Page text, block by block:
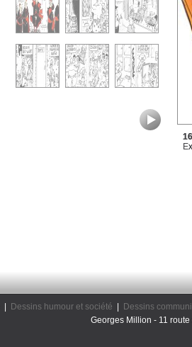
Dessins humour et société Dessins
Georges Million - 11